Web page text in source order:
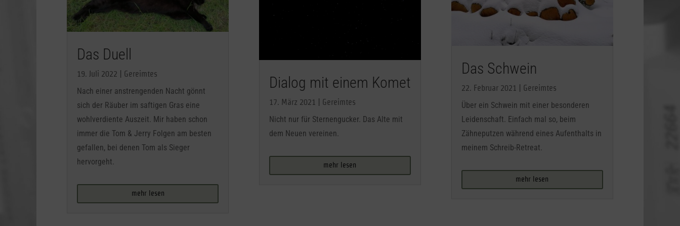
Das Duell
19. Juli 2022 Gereimtes
Nach einer anstrengenden Nacht gönnt
sich der Räuber im saftigen Gras eine
wohlverdiente Auszeit. Mir haben schon
immer die Tom & Jerry Folgen am besten
gefallen, bei denen Tom als Sieger
hervorgeht.
mehr lesen
Dialog mit einem Komet
17. März 2021 Gereimtes
Nicht nur für Sternengucker. Das Alte mit
dem Neuen vereinen.
mehr lesen
Das Schwein
22. Februar 2021 Gereimtes
Über ein Schwein mit einer besonderen
Leidenschaft. Einfach mal so, beim
Zähneputzen während eines Aufenthalts in
meinem Schreib-Retreat.
mehr lesen